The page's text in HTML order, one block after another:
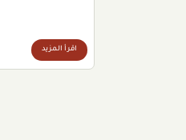
اقرأ المزيد